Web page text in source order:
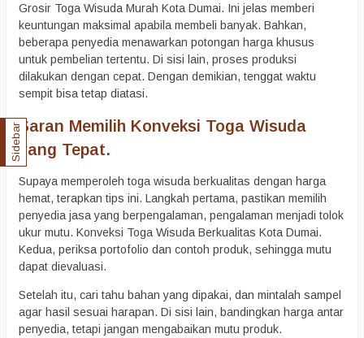
Grosir Toga Wisuda Murah Kota Dumai. Ini jelas memberi
keuntungan maksimal apabila membeli banyak. Bahkan,
beberapa penyedia menawarkan potongan harga khusus
untuk pembelian tertentu. Di sisi lain, proses produksi
dilakukan dengan cepat. Dengan demikian, tenggat waktu
sempit bisa tetap diatasi.
Saran Memilih Konveksi Toga Wisuda
yang Tepat.
Supaya memperoleh toga wisuda berkualitas dengan harga
hemat, terapkan tips ini. Langkah pertama, pastikan memilih
penyedia jasa yang berpengalaman, pengalaman menjadi tolok
ukur mutu. Konveksi Toga Wisuda Berkualitas Kota Dumai.
Kedua, periksa portofolio dan contoh produk, sehingga mutu
dapat dievaluasi.
Setelah itu, cari tahu bahan yang dipakai, dan mintalah sampel
agar hasil sesuai harapan. Di sisi lain, bandingkan harga antar
penyedia, tetapi jangan mengabaikan mutu produk.
Sidebar